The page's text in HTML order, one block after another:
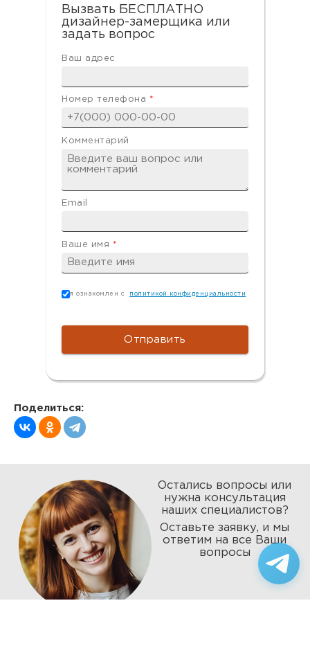
Вызвать БЕСПЛАТНО
дизайнер-замерщика или
задать вопрос
Ваш адрес
Номер телефона *
Комментарий
Email
Ваше имя *
я ознакомлен с
политикой конфиденциальности
Поделиться:
Остались вопросы или
нужна консультация
наших специалистов?
Оставьте заявку, и мы
ответим на все Ваши
вопросы